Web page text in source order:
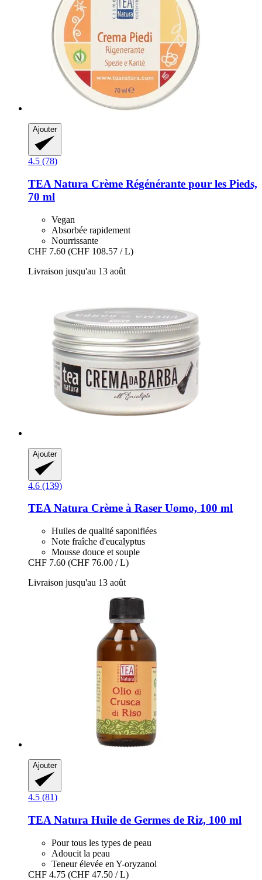
Ajouter
4.5 (78)
TEA Natura Crème Régénérante pour les Pieds,
70 ml
Vegan
Absorbée rapidement
Nourrissante
CHF 7.60 (CHF 108.57 / L)
Livraison jusqu'au 13 août
Ajouter
4.6 (139)
TEA Natura Crème à Raser Uomo, 100 ml
Huiles de qualité saponifiées
Note fraîche d'eucalyptus
Mousse douce et souple
CHF 7.60 (CHF 76.00 / L)
Livraison jusqu'au 13 août
Ajouter
4.5 (81)
TEA Natura Huile de Germes de Riz, 100 ml
Pour tous les types de peau
Adoucit la peau
Teneur élevée en Y-oryzanol
CHF 4.75 (CHF 47.50 / L)